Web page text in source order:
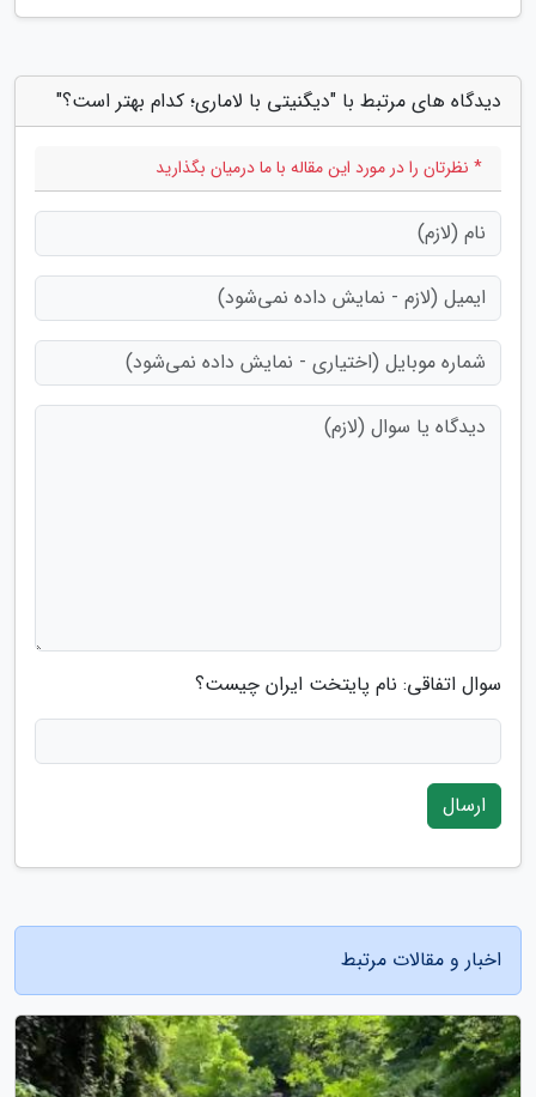
دیدگاه های مرتبط با "دیگنیتی با لاماری؛ کدام بهتر است؟"
* نظرتان را در مورد این مقاله با ما درمیان بگذارید
سوال اتفاقی: نام پایتخت ایران چیست؟
ارسال
اخبار و مقالات مرتبط